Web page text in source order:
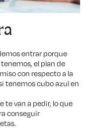
entrar porque
el plan de
con respecto a la
tenemos cubo azul en
te van a pedir, lo que
conseguir